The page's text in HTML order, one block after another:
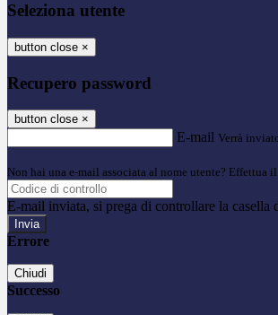
Seleziona utente
button close ×
Recupero password
button close ×
E-mail Verrà
Non hai una e-mail associata al nome utente? Effettua
E-mail inviata, si prega di controllare la casella
Errore
Chiudi
Successo